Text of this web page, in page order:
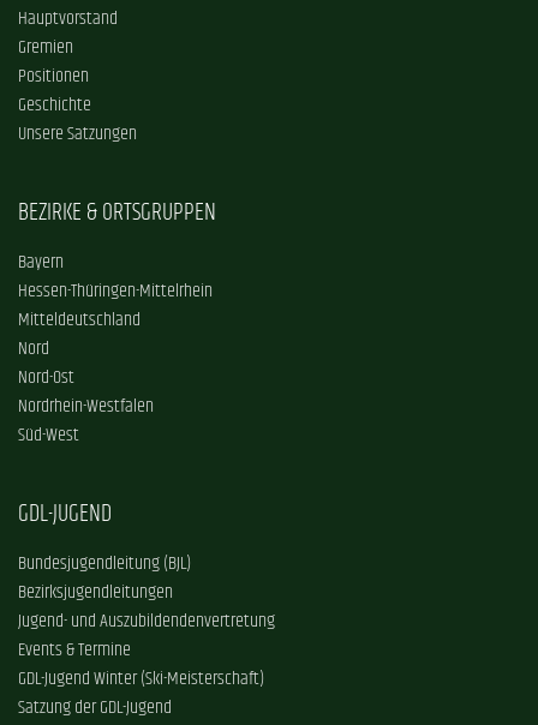
Hauptvorstand
Gremien
Positionen
Geschichte
Unsere Satzungen
BEZIRKE & ORTSGRUPPEN
Bayern
Hessen-Thüringen-Mittelrhein
Mitteldeutschland
Nord
Nord-Ost
Nordrhein-Westfalen
Süd-West
GDL-JUGEND
Bundesjugendleitung (BJL)
Bezirksjugendleitungen
Jugend- und Auszubildendenvertretung
Events & Termine
GDL-Jugend Winter (Ski-Meisterschaft)
Satzung der GDL-Jugend